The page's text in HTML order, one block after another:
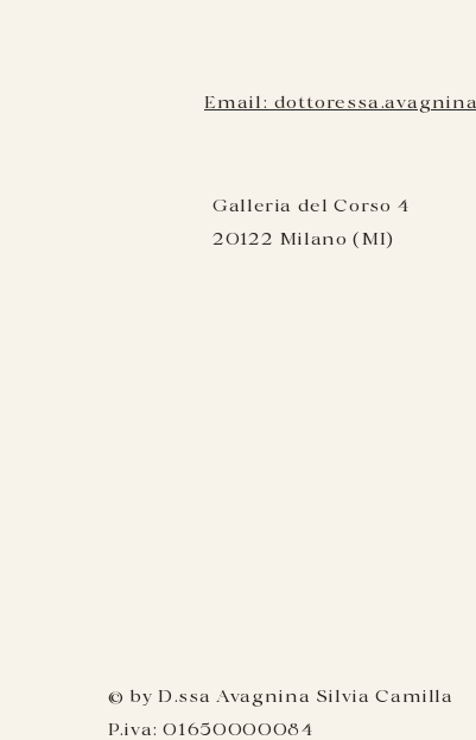
Email:
Galleria del Corso 4
20122 Milano (MI)
© by D.ssa Avagnina Silvia Camilla
P.iva: 01650000084